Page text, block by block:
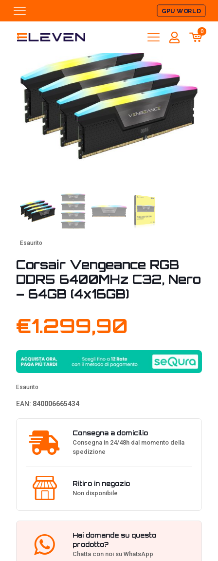
GPU WORLD
0
Esaurito
Corsair Vengeance RGB
DDR5 6400MHz C32, Nero
– 64GB (4x16GB)
€1.299,90
Esaurito
EAN: 840006665434
Consegna a domicilio
Consegna in 24/48h dal momento della
spedizione
Ritiro in negozio
Non disponibile
Hai domande su questo
prodotto?
Chatta con noi su WhatsApp